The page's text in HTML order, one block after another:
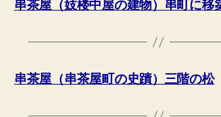
串茶屋（妓楼中屋の建物）串町に移
串茶屋（串茶屋町の史蹟）三階の松